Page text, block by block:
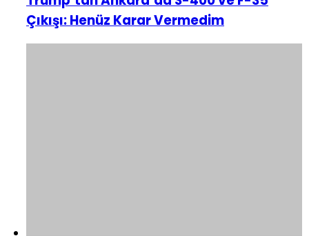
Çıkışı: Henüz Karar Vermedim